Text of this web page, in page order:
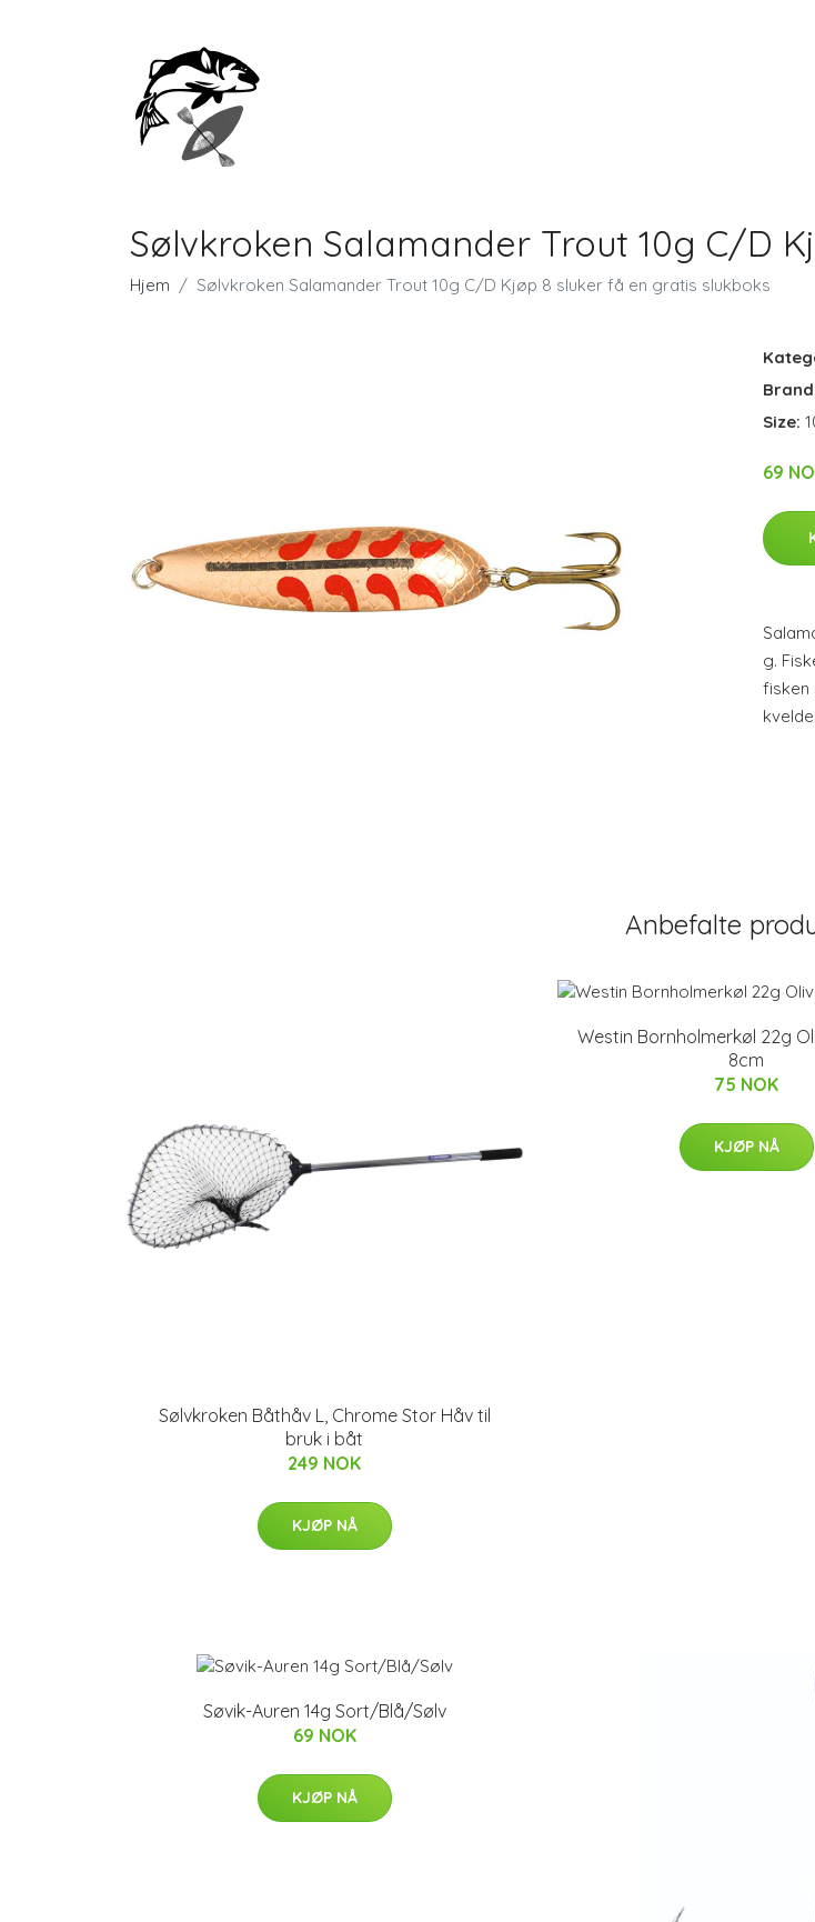
Sølvkroken Salamander Trout 10g C/D
Hjem Sølvkroken Salamander Trout 10g C/D Kjøp 8 sluker få en gratis slukboks
Size:
69
g.
fisken
Anbefalte
Sølvkroken Båthåv L, Chrome Stor Håv til
bruk i båt
249 NOK
KJØP NÅ
Westin Bornholmerkøl 22g
8cm
75 NOK
KJØP NÅ
Søvik-Auren 14g Sort/Blå/Sølv
69 NOK
KJØP NÅ